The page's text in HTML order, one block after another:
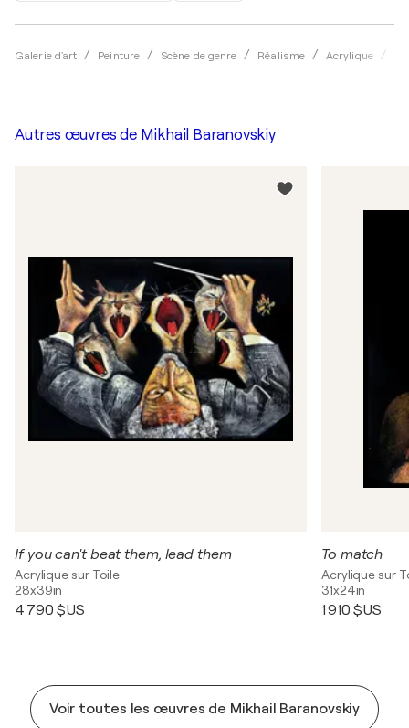
Galerie d'art Peinture Scène de genre Réalisme Acrylique
Autres œuvres de Mikhail Baranovskiy
If you can't beat them, lead them
Acrylique sur Toile
28x39in
4 790 $US
To match
Acrylique sur
31x24in
1 910 $US
Voir toutes les œuvres de Mikhail Baranovskiy